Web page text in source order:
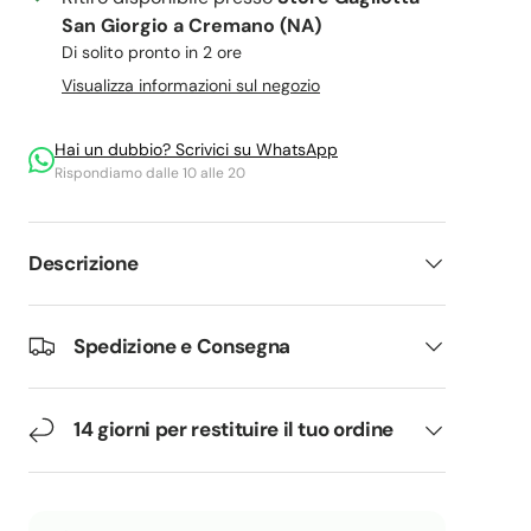
San Giorgio a Cremano (NA)
Di solito pronto in 2 ore
Visualizza informazioni sul negozio
Hai un dubbio? Scrivici su WhatsApp
Rispondiamo dalle 10 alle 20
Descrizione
Spedizione e Consegna
14 giorni per restituire il tuo ordine